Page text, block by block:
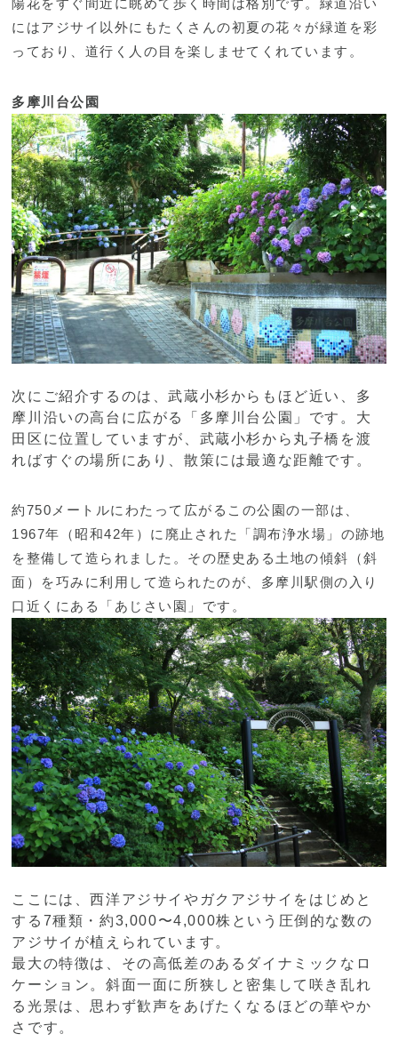
にはアジサイ以外にもたくさんの初夏の花々が緑道を彩
っており、道行く人の目を楽しませてくれています。
多摩川台公園
次にご紹介するのは、武蔵小杉からもほど近い、多
摩川沿いの高台に広がる「多摩川台公園」です。大
田区に位置していますが、武蔵小杉から丸子橋を渡
ればすぐの場所にあり、散策には最適な距離です。
約750メートルにわたって広がるこの公園の一部は、
1967年（昭和42年）に廃止された「調布浄水場」の跡地
を整備して造られました。その歴史ある土地の傾斜（斜
面）を巧みに利用して造られたのが、多摩川駅側の入り
口近くにある「あじさい園」です。
ここには、西洋アジサイやガクアジサイをはじめと
する7種類・約3,000〜4,000株という圧倒的な数の
アジサイが植えられています。
最大の特徴は、その高低差のあるダイナミックなロ
ケーション。斜面一面に所狭しと密集して咲き乱れ
る光景は、思わず歓声をあげたくなるほどの華やか
さです。